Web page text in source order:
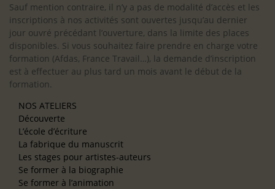
Sauf mention contraire, il n’y a pas de modalité d’accès et les
inscriptions à nos activités sont ouvertes jusqu’au dernier
jour ouvré précédant l’ouverture, dans la limite des places
disponibles. Si vous souhaitez faire prendre en charge votre
formation (Afdas, France Travail…), la demande d’inscription
est à effectuer au plus tard un mois avant le début de la
formation.
NOS ATELIERS
Découverte
L’école d’écriture
La fabrique du manuscrit
Les stages pour artistes-auteurs
Se former à la biographie
Se former à l’animation